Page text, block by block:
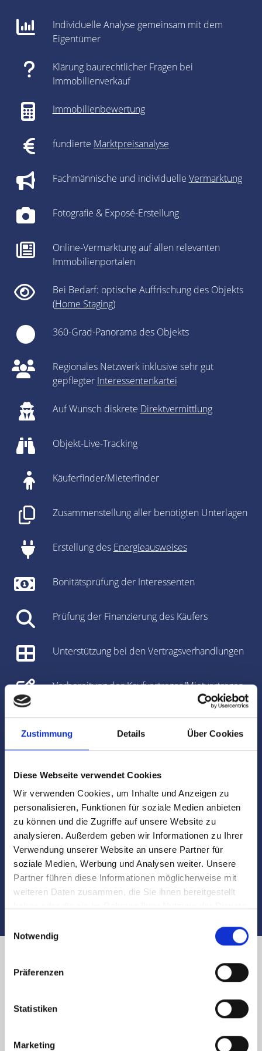
Zustimmung Details Über Cookies
Diese Webseite verwendet Cookies
Wir verwenden Cookies, um Inhalte und Anzeigen zu
personalisieren, Funktionen für soziale Medien anbieten
zu können und die Zugriffe auf unsere Website zu
analysieren. Außerdem geben wir Informationen zu Ihrer
Verwendung unserer Website an unsere Partner für
soziale Medien, Werbung und Analysen weiter. Unsere
Partner führen diese Informationen möglicherweise mit
weiteren Daten zusammen, die Sie ihnen bereitgestellt
Notwendig
Präferenzen
Statistiken
Marketing
Individuelle Analyse gemeinsam mit dem
Eigentümer
Klärung baurechtlicher Fragen bei
Immobilienverkauf
Immobilienbewertung
fundierte Marktpreisanalyse
Fachmännische und individuelle Vermarktung
Fotografie & Exposé-Erstellung
Online-Vermarktung auf allen relevanten
Immobilienportalen
Bei Bedarf: optische Auffrischung des Objekts
(Home Staging)
360-Grad-Panorama des Objekts
Regionales Netzwerk inklusive sehr gut
gepflegter Interessentenkartei
Auf Wunsch diskrete Direktvermittlung
Objekt-Live-Tracking
Käuferfinder/Mieterfinder
Zusammenstellung aller benötigten Unterlagen
Erstellung des Energieausweises
Bonitätsprüfung der Interessenten
Prüfung der Finanzierung des Käufers
Unterstützung bei den Vertragsverhandlungen
Vorbereitung des Kaufvertrages/Mietvertrages
Vorbereitung und Koordinierung des
Notartermins
Besichtigungen
Begleitung und Unterstützung bei der Objekt-
Übergabe
Auch nach dem Verkauf sind wir für Sie da
Immobilienverkauf in Nürnberg
Mittelstraße und Umland: